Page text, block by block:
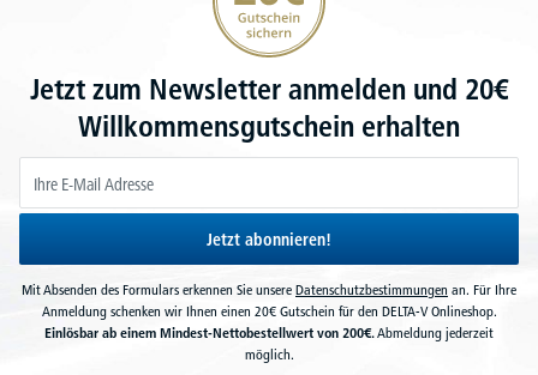
Jetzt zum Newsletter anmelden und 20€
Willkommensgutschein erhalten
Jetzt abonnieren!
Mit Absenden des Formulars erkennen Sie unsere Datenschutzbestimmungen an. Für Ihre
Anmeldung schenken wir Ihnen einen 20€ Gutschein für den DELTA-V Onlineshop.
Einlösbar ab einem Mindest-Nettobestellwert von 200€.Abmeldung jederzeit
möglich.